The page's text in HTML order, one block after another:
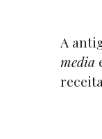
A
media